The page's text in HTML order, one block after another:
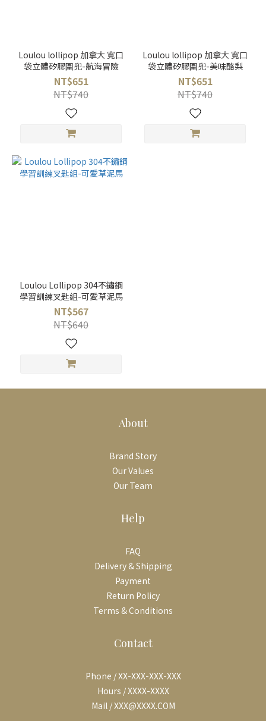
Loulou lollipop 加拿大 寬口
袋立體矽膠圍兜-航海冒險
NT$651
NT$740
Loulou lollipop 加拿大 寬口
袋立體矽膠圍兜-美味酪梨
NT$651
NT$740
Loulou Lollipop 304不鏽鋼
學習訓練叉匙組-可愛草泥馬
NT$567
NT$640
About
Brand Story
Our Values
Our Team
Help
FAQ
Delivery & Shipping
Payment
Return Policy
Terms & Conditions
Contact
Phone / XX-XXX-XXX-XXX
Hours / XXXX-XXXX
Mail / XXX@XXXX.COM